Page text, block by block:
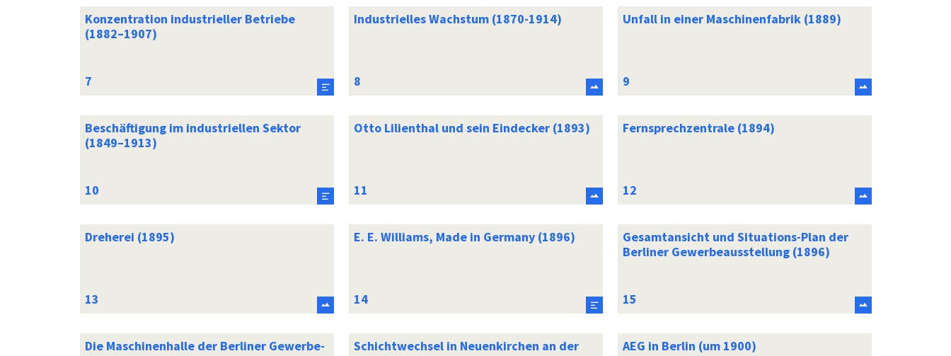
Konzentration industrieller Betriebe
(1882–1907)
Industrielles Wachstum (1870-1914) Unfall in einer Maschinenfabrik (1889)
Beschäftigung im industriellen Sektor
(1849–1913)
Otto Lilienthal und sein Eindecker (1893) Fernsprechzentrale (1894)
Dreherei (1895) E. E. Williams, Made in Germany (1896)
Gesamtansicht und Situations-Plan der
Berliner Gewerbeausstellung (1896)
Die Maschinenhalle der Berliner Gewerbe-
Schichtwechsel in Neuenkirchen an der
AEG in Berlin (um 1900)